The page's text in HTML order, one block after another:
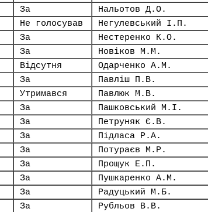
За Нальотов Д.О.
Не голосував Негулевський І.П.
За Нестеренко К.О.
За Новіков М.М.
Відсутня Одарченко А.М.
За Павліш П.В.
Утримався Павлюк М.В.
За Пашковський М.І.
За Петруняк Є.В.
За Підласа Р.А.
За Потураєв М.Р.
За Прощук Е.П.
За Пушкаренко А.М.
За Радуцький М.Б.
За Рубльов В.В.